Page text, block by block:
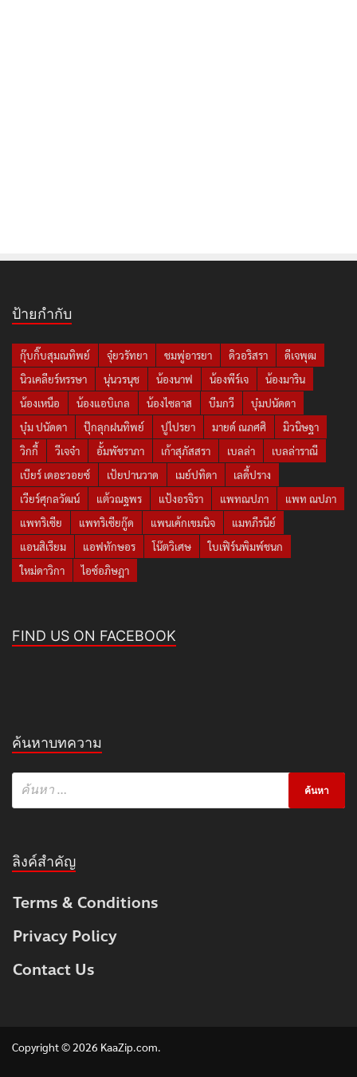
ป้ายกำกับ
กุ๊บกิ๊บสุมณทิพย์ จุ๋ยวรัทยา ชมพู่อารยา ดิวอริสรา
ดีเจพุฒ
นิวเคลียร์หรรษา
นุ่นวรนุช น้องนาฟ น้องพีร์เจ
น้องมาริน
น้องเหนือ
น้องแอบิเกล น้องไซลาส บีมกวี
บุ๋มปนัดดา
บุ๋ม ปนัดดา
ปุ๊กลุกฝนทิพย์ ปูไปรยา มายด์ ณภศศิ
มิวนิษฐา
วิกกี้
วีเจจ๋า อั้มพัชราภา เก้าสุภัสสรา เบลล่า
เบลล่าราณี
เบียร์ เดอะวอยซ์
เป้ยปานวาด เมย์ปทิดา
เลดี้ปราง
เวียร์ศุกลวัฒน์
แต้วณฐพร แป้งอรจิรา แพทณปภา
แพท ณปภา
แพทริเซีย
แพทริเซียกู๊ด แพนเค้กเขมนิจ
แมทภีรนีย์
แอนสิเรียม
แอฟทักษอร โน๊ตวิเศษ
ใบเฟิร์นพิมพ์ชนก
ใหม่ดาวิกา
ไอซ์อภิษฎา
FIND US ON FACEBOOK
ค้นหาบทความ
ลิงค์สำคัญ
Terms & Conditions
Privacy Policy
Contact Us
Copyright © 2026 KaaZip.com.